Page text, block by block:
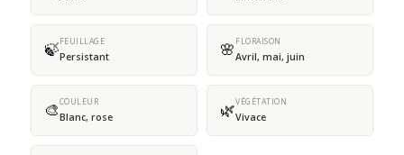
🍃FEUILLAGE
Persistant 🌸 FLORAISON
Avril, mai, juin
🎨COULEUR
Blanc, rose 🌿VÉGÉTATION
Vivace